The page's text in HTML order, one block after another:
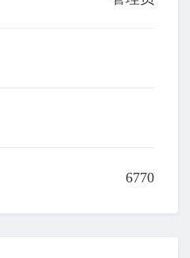
6770